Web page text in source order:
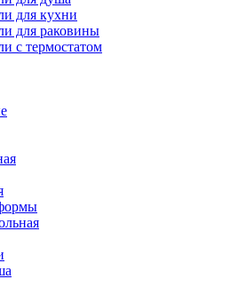
для кухни
для раковины
с термостатом